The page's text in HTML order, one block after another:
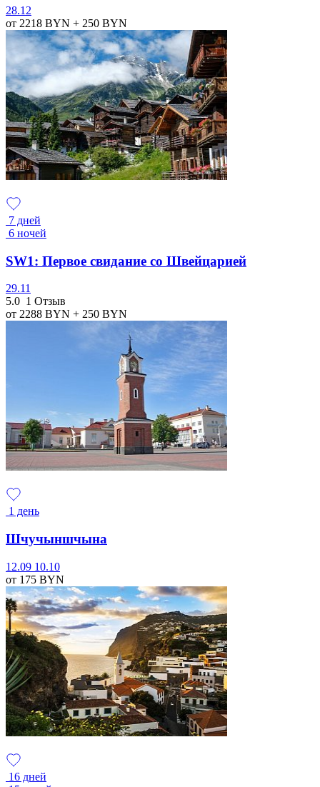
28.12
от 2218 BYN + 250 BYN
7 дней
6 ночей
SW1: Первое свидание со Швейцарией
29.11
5.0 1 Отзыв
от 2288 BYN + 250 BYN
1 день
Шчучыншчына
12.09 10.10
от 175 BYN
16 дней